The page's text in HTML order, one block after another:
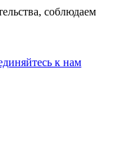
соблюдаем
к нам